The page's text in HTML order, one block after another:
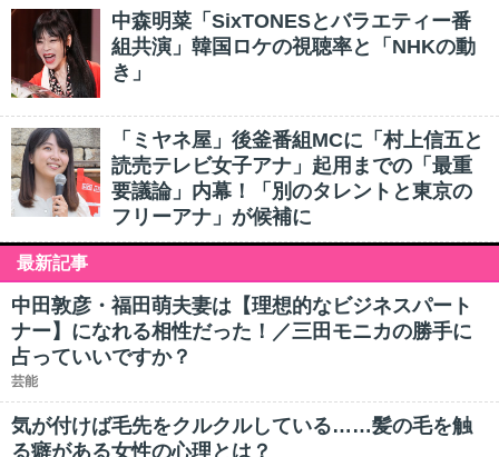
中森明菜「SixTONESとバラエティー番
組共演」韓国ロケの視聴率と「NHKの動
き」
「ミヤネ屋」後釜番組MCに「村上信五と
読売テレビ女子アナ」起用までの「最重
要議論」内幕！「別のタレントと東京の
フリーアナ」が候補に
最新記事
中田敦彦・福田萌夫妻は【理想的なビジネスパート
ナー】になれる相性だった！／三田モニカの勝手に
占っていいですか？
芸能
気が付けば毛先をクルクルしている……髪の毛を触
る癖がある女性の心理とは？